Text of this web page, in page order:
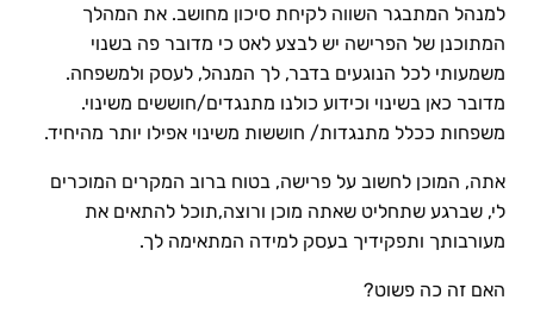
למנהל המתבגר השווה לקיחת סיכון מחושב. את המהלך
המתוכנן של הפרישה יש לבצע לאט כי מדובר פה בשנוי
משמעותי לכל הנוגעים בדבר, לך המנהל, לעסק ולמשפחה.
מדובר כאן בשינוי וכידוע כולנו מתנגדים/חוששים משינוי.
משפחות ככלל מתנגדות/ חוששות משינוי אפילו יותר מהיחיד.
אתה, המוכן לחשוב על פרישה, בטוח ברוב המקרים המוכרים
לי, שברגע שתחליט שאתה מוכן ורוצה,תוכל להתאים את
מעורבותך ותפקידיך בעסק למידה המתאימה לך.
האם זה כה פשוט?